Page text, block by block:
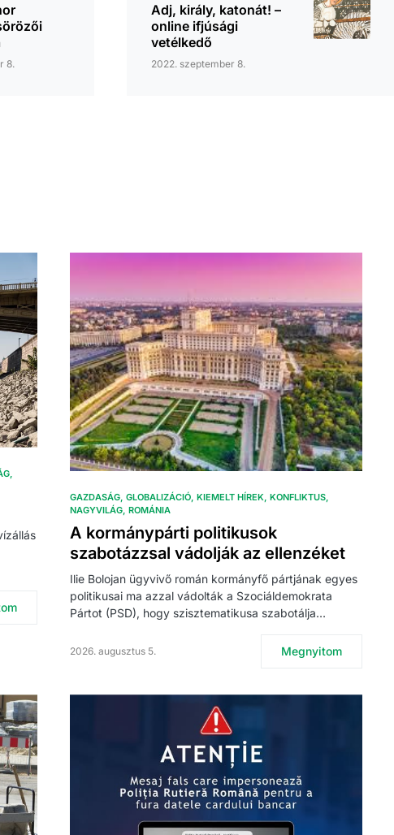
8.
Adj, király, katonát! –
online ifjúsági
vetélkedő
2022. szeptember 8.
GAZDASÁG GLOBALIZÁCIÓ KIEMELT HÍREK KONFLIKTUS
NAGYVILÁG ROMÁNIA
A kormánypárti politikusok
szabotázzsal vádolják az ellenzéket
Ilie Bolojan ügyvivő román kormányfő pártjának egyes
politikusai ma azzal vádolták a Szociáldemokrata
Pártot (PSD), hogy szisztematikusa szabotálja…
2026. augusztus 5. Megnyitom